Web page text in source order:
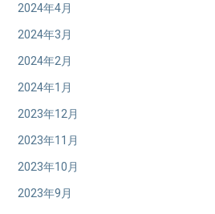
2024年4月
2024年3月
2024年2月
2024年1月
2023年12月
2023年11月
2023年10月
2023年9月